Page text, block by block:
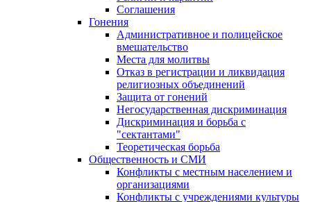
Соглашения
Гонения
Административное и полицейское
вмешательство
Места для молитвы
Отказ в регистрации и ликвидация
религиозных объединений
Защита от гонений
Негосударственная дискриминация
Дискриминация и борьба с
"сектантами"
Теоретическая борьба
Общественность и СМИ
Конфликты с местным населением и
организациями
Конфликты с учреждениями культуры